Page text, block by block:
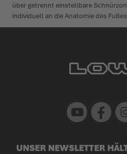
über getrennt einstellbare
individuell an die Anatomie des
Youtube Facebook
UNSER NEWSLETTER